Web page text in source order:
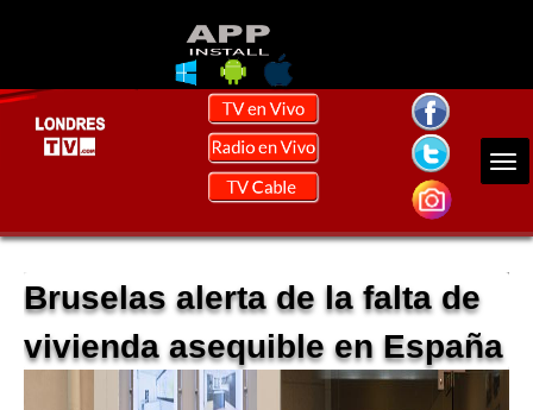
Bruselas alerta de la falta de
vivienda asequible en España